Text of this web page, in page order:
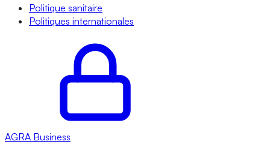
Politique sanitaire
Politiques internationales
AGRA Business